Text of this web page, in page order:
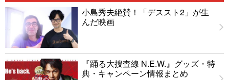
小島秀夫絶賛！「デススト2」が生
んだ映画
『踊る大捜査線 N.E.W.』グッズ・特
典・キャンペーン情報まとめ